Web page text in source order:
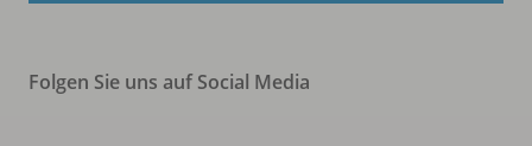
Folgen Sie uns auf Social Media